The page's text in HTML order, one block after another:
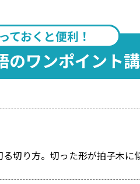
ておくと便利！
のワンポイント
切り方。切った形が拍子木に